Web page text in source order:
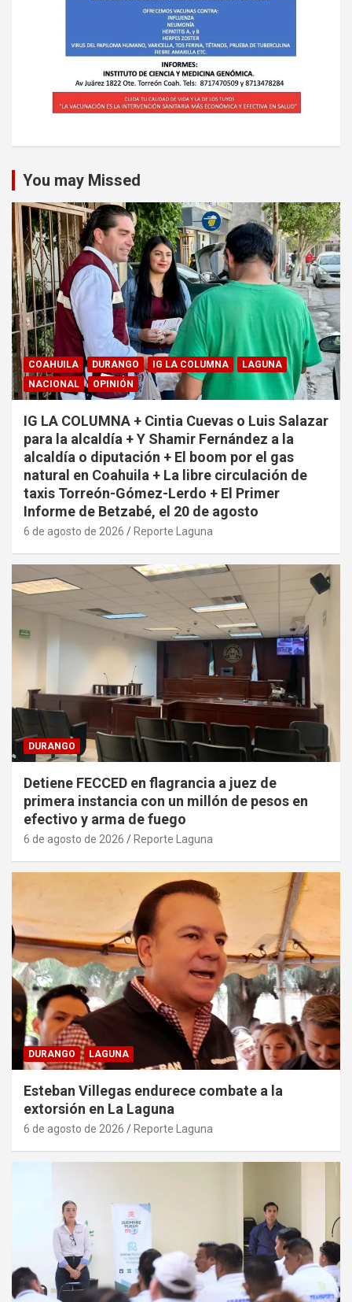
You may Missed
COAHUILA DURANGO IG LA COLUMNA
LAGUNA
NACIONAL
OPINIÓN
IG LA COLUMNA + Cintia Cuevas o Luis Salazar
para la alcaldía + Y Shamir Fernández a la
alcaldía o diputación + El boom por el gas
natural en Coahuila + La libre circulación de
taxis Torreón-Gómez-Lerdo + El Primer
Informe de Betzabé, el 20 de agosto
6 de agosto de 2026 Reporte Laguna
DURANGO
Detiene FECCED en flagrancia a juez de
primera instancia con un millón de pesos en
efectivo y arma de fuego
6 de agosto de 2026 Reporte Laguna
DURANGO LAGUNA
Esteban Villegas endurece combate a la
extorsión en La Laguna
6 de agosto de 2026 Reporte Laguna